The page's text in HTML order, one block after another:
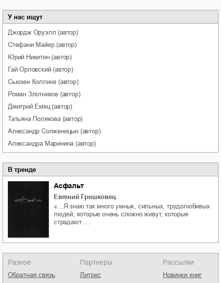
У нас ищут
Джордж Оруэлл (автор)
Стефани Майер(автор)
Юрий Никитин(автор)
Гай Орловский(автор)
Сьюзен Коллинз (автор)
Роман Злотников (автор)
Дмитрий Емец(автор)
Татьяна Полякова(автор)
Александр Солженицын (автор)
Александра Маринина (автор)
В тренде
Асфальт
Евгений Гришковец
«…Я знаю так много умных, сильных, трудолюбивых
людей, которые очень сложно живут, которые
страдают …
Разное
Обратная связь
Партнеры
Литрес
Рассылки
Новинки книг